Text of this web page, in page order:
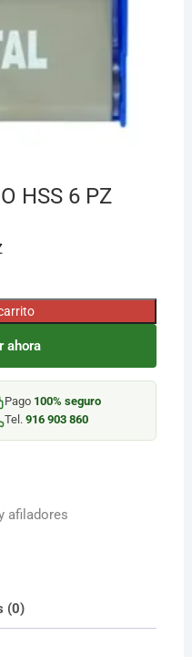
HSS 6 PZ
ahora
Pago 100% seguro
Tel. 916 903 860
afiladores
(0)